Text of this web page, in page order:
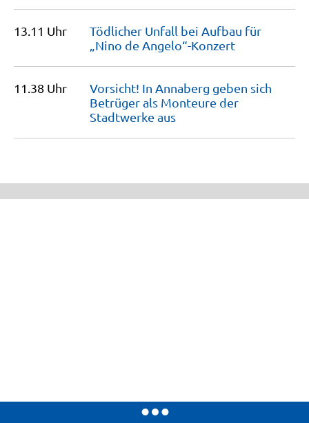
13.11 Uhr
Tödlicher Unfall bei Aufbau für
„Nino de Angelo“-Konzert
11.38 Uhr
Vorsicht! In Annaberg geben sich
Betrüger als Monteure der
Stadtwerke aus